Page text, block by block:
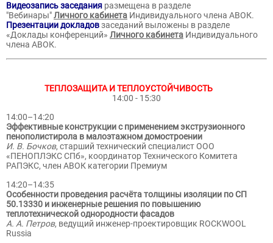
Видеозапись заседания размещена в разделе
"Вебинары"Личного кабинета Индивидуального члена АВОК.
Презентации докладовзаседаний выложены в разделе
«Доклады конференций» Личного кабинета Индивидуального
члена АВОК.
ТЕПЛОЗАЩИТА И ТЕПЛОУСТОЙЧИВОСТЬ
14:00 - 15:30
14:00–14:20
Эффективные конструкции с применением экструзионного
пенополистирола в малоэтажном домостроении
И. В. Бочков, старший технический специалист ООО
«ПЕНОПЛЭКС СПб», координатор Технического Комитета
РАПЭКС, член АВОК категории Премиум
14:20–14:35
Особенности проведения расчёта толщины изоляции по СП
50.13330 и инженерные решения по повышению
теплотехнической однородности фасадов
А. А. Петров, ведущий инженер-проектировщик ROCKWOOL
Russia